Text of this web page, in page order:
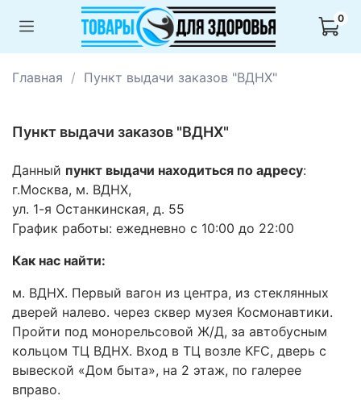
0
Главная Пункт выдачи заказов "ВДНХ"
Пункт выдачи заказов "ВДНХ"
Данный пункт выдачи находиться по адресу:
г.Москва, м. ВДНХ,
ул. 1-я Останкинская, д. 55
График работы: ежедневно с 10:00 до 22:00
Как нас найти:
м. ВДНХ. Первый вагон из центра, из стеклянных
дверей налево. через сквер музея Космонавтики.
Пройти под монорельсовой Ж/Д, за автобусным
кольцом ТЦ ВДНХ. Вход в ТЦ возле KFC, дверь с
вывеской «Дом быта», на 2 этаж, по галерее
вправо.